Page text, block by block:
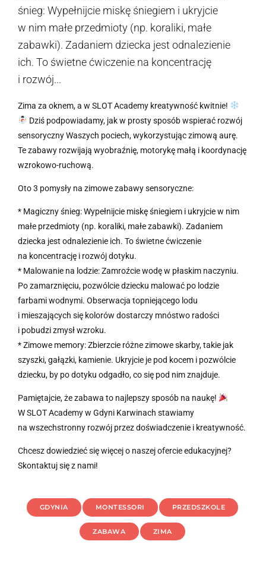
śnieg: Wypełnijcie miskę śniegiem i ukryjcie
w nim małe przedmioty (np. koraliki, małe
zabawki). Zadaniem dziecka jest odnalezienie
ich. To świetne ćwiczenie na koncentrację
i rozwój...
Zima za oknem, a w SLOT Academy kreatywność kwitnie!
Dziś podpowiadamy, jak w prosty sposób wspierać rozwój
sensoryczny Waszych pociech, wykorzystując zimową aurę.
Te zabawy rozwijają wyobraźnię, motorykę małą i koordynację
wzrokowo-ruchową.
Oto 3 pomysły na zimowe zabawy sensoryczne:
* Magiczny śnieg: Wypełnijcie miskę śniegiem i ukryjcie w nim
małe przedmioty (np. koraliki, małe zabawki). Zadaniem
dziecka jest odnalezienie ich. To świetne ćwiczenie
na koncentrację i rozwój dotyku.
* Malowanie na lodzie: Zamroźcie wodę w płaskim naczyniu.
Po zamarznięciu, pozwólcie dziecku malować po lodzie
farbami wodnymi. Obserwacja topniejącego lodu
i mieszających się kolorów dostarczy mnóstwo radości
i pobudzi zmysł wzroku.
* Zimowe memory: Zbierzcie różne zimowe skarby, takie jak
szyszki, gałązki, kamienie. Ukryjcie je pod kocem i pozwólcie
dziecku, by po dotyku odgadło, co się pod nim znajduje.
Pamiętajcie, że zabawa to najlepszy sposób na naukę!
W SLOT Academy w Gdyni Karwinach stawiamy
na wszechstronny rozwój przez doświadczenie i kreatywność.
Chcesz dowiedzieć się więcej o naszej ofercie edukacyjnej?
Skontaktuj się z nami!
GDYNIA MONTESSORI PRZEDSZKOLE
ZABAWA ZIMA